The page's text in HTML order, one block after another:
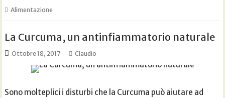
Alimentazione
La Curcuma, un antinfiammatorio naturale
Ottobre 18, 2017 Claudio
Sono molteplici i disturbi che la Curcuma può aiutare ad